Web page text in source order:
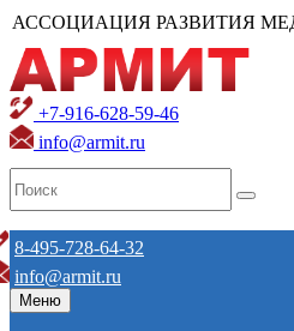
АССОЦИАЦИЯ РАЗВИТИЯ
+7-916-628-59-46
info@armit.ru
8-495-728-64-32
info@armit.ru
Меню